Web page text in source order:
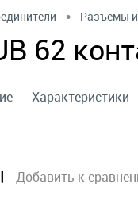
• Разъёмы
62
Характеристики
Добавить к